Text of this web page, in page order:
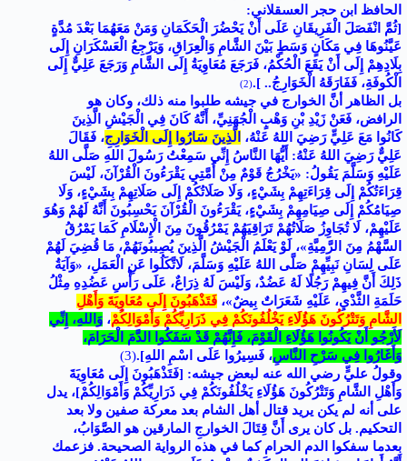
الحافظ ابن حجر العسقلاني:
[ثُمَّ انْفَصَلَ الْفَرِيقَانِ عَلَى أَنْ يَحْضُرَ الْحَكَمَانِ وَمَنْ مَعَهُمَا بَعْدَ مُدَّةٍ
عَيَّنُوهَا فِي مَكَانٍ وَسَطٍ بَيْنَ الشَّامِ وَالْعِرَاقِ، وَيَرْجِعُ الْعَسْكَرَانِ إِلَى
بِلَادِهِمْ إِلَى أَنْ يَقَعَ الْحُكْمُ، فَرَجَعَ مُعَاوِيَةُ إِلَى الشَّامِ وَرَجَعَ عَلِيٌّ إِلَى
الْكُوفَةِ، فَفَارَقَهُ الْخَوَارِجُ.. ].
(2)
بل الظاهر أنَّ الخوارج في جيشه طلبوا منه ذلك، وكان هو
الرافض، فَعَنْ زَيْدِ بْنِ وَهْبٍ الْجُهَنِيِّ، أَنَّهُ كَانَ فِي الْجَيْشِ الَّذِينَ
كَانُوا مَعَ عَلِيٍّ رَضِيَ اللهُ عَنْهُ،
الَّذِينَ سَارُوا إِلَى الْخَوَارِجِ، فَقَالَ
عَلِيٌّ رَضِيَ اللهُ عَنْهُ: أَيُّهَا النَّاسُ إِنِّي سَمِعْتُ رَسُولَ اللهِ صَلَّى اللهُ
عَلَيْهِ وَسَلَّمَ يَقُولُ: «يَخْرُجُ قَوْمٌ مِنْ أُمَّتِي يَقْرَءُونَ الْقُرْآنَ، لَيْسَ
قِرَاءَتُكُمْ إِلَى قِرَاءَتِهِمْ بِشَيْءٍ، وَلَا صَلَاتُكُمْ إِلَى صَلَاتِهِمْ بِشَيْءٍ، وَلَا
صِيَامُكُمْ إِلَى صِيَامِهِمْ بِشَيْءٍ، يَقْرَءُونَ الْقُرْآنَ يَحْسِبُونَ أَنَّهُ لَهُمْ وَهُوَ
عَلَيْهِمْ، لَا تُجَاوِزُ صَلَاتُهُمْ تَرَاقِيَهُمْ يَمْرُقُونَ مِنَ الْإِسْلَامِ كَمَا يَمْرُقُ
السَّهْمُ مِنَ الرَّمِيَّةِ»، لَوْ يَعْلَمُ الْجَيْشُ الَّذِينَ يُصِيبُونَهُمْ، مَا قُضِيَ لَهُمْ
عَلَى لِسَانِ نَبِيِّهِمْ صَلَّى اللهُ عَلَيْهِ وَسَلَّمَ، لَاتَّكَلُوا عَنِ الْعَمَلِ، «وَآيَةُ
ذَلِكَ أَنَّ فِيهِمْ رَجُلًا لَهُ عَضُدٌ، وَلَيْسَ لَهُ ذِرَاعٌ، عَلَى رَأْسِ عَضُدِهِ مِثْلُ
حَلَمَةِ الثَّدْيِ، عَلَيْهِ شَعَرَاتٌ بِيضٌ»، فَتَذْهَبُونَ إِلَى مُعَاوِيَةَ وَأَهْلِ
الشَّامِ وَتَتْرُكُونَ هَؤُلَاءِ يَخْلُفُونَكُمْ فِي ذَرَارِيِّكُمْ وَأَمْوَالِكُمْ، وَاللهِ، إِنِّي
لَأَرْجُو أَنْ يَكُونُوا هَؤُلَاءِ الْقَوْمَ، فَإِنَّهُمْ قَدْ سَفَكُوا الدَّمَ الْحَرَامَ،
وَأَغَارُوا فِي سَرْحِ النَّاسِ، فَسِيرُوا عَلَى اسْمِ اللهِ].
(3
)
وقولُ عليٍّ رضي الله عنه لبعض جيشه: [فَتَذْهَبُونَ إِلَى مُعَاوِيَةَ
وَأَهْلِ الشَّامِ وَتَتْرُكُونَ هَؤُلَاءِ يَخْلُفُونَكُمْ فِي ذَرَارِيِّكُمْ وَأَمْوَالِكُمْ]، يدل
على أنه لم يكن يريد قتال أهل الشام بعد معركة صفين ولا بعد
التحكيم. بل كان يرى أَنَّ قِتَالَ الخوارجِ المارقين هو الصَّوَابُ،
بعدما سفكوا الدم الحرام كما في هذه الرواية الصحيحة. فزعمك